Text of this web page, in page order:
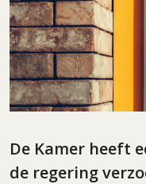
De Kamer heeft
de regering